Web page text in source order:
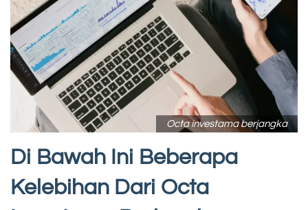
Octa investama berjangka
Di Bawah Ini Beberapa
Kelebihan Dari Octa